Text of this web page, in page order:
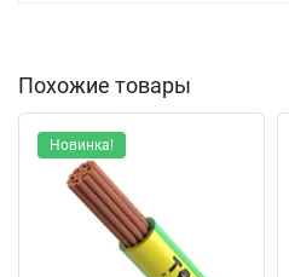
Похожие товары
Новинка!